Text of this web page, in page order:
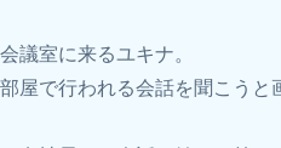
議室に来るユキナ。
屋で行われる会話を聞こうと